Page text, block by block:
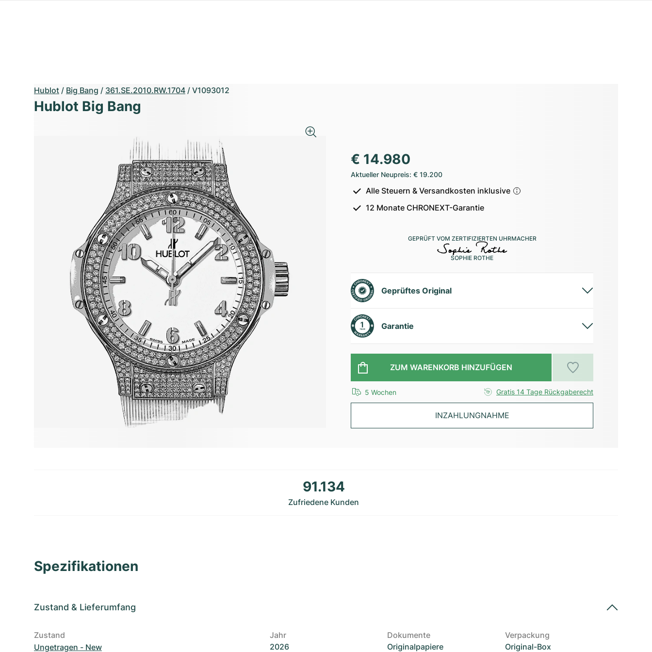
Hublot / Big Bang / 361.SE.2010.RW.1704 / V1093012
Hublot Big Bang
€ 14.980
Aktueller Neupreis: € 19.200
Alle Steuern & Versandkosten inklusive
12 Monate CHRONEXT-Garantie
GEPRÜFT VOM ZERTIFIZIERTEN UHRMACHER
SOPHIE ROTHE
Geprüftes Original
Garantie
ZUM WARENKORB HINZUFÜGEN
5 Wochen Gratis 14 Tage Rückgaberecht
INZAHLUNGNAHME
91.134
Zufriedene Kunden
Spezifikationen
Zustand & Lieferumfang
Zustand
Ungetragen - New
Jahr
2026
Dokumente
Originalpapiere
Verpackung
Original-Box